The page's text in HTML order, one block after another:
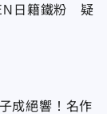
日籍鐵粉 疑
成絕響！名作